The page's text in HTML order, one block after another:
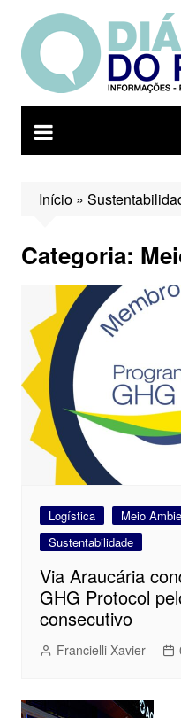
para
conteúdo
Início»
Categoria:
Logística Meio
Sustentabilidade
Via Araucária
GHG Protocol
consecutivo
Francielli Xavier